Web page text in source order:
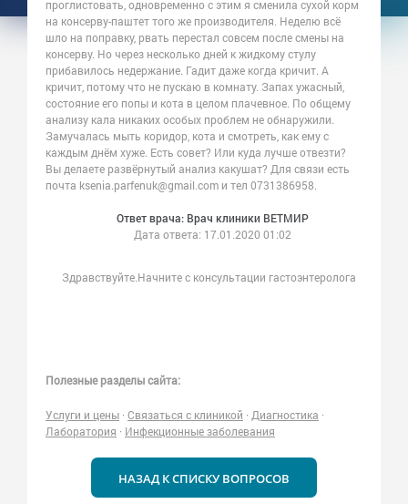
проглистовать, одновременно с этим я сменила сухой корм
на консерву-паштет того же производителя. Неделю всё
шло на поправку, рвать перестал совсем после смены на
консерву. Но через несколько дней к жидкому стулу
прибавилось недержание. Гадит даже когда кричит. А
кричит, потому что не пускаю в комнату. Запах ужасный,
состояние его попы и кота в целом плачевное. По общему
анализу кала никаких особых проблем не обнаружили.
Замучалась мыть коридор, кота и смотреть, как ему с
каждым днём хуже. Есть совет? Или куда лучше отвезти?
Вы делаете развёрнутый анализ какушат? Для связи есть
почта ksenia.parfenuk@gmail.com и тел 0731386958.
Ответ врача: Врач клиники ВЕТМИР
Дата ответа: 17.01.2020 01:02
Здравствуйте.Начните с консультации гастоэнтеролога
Полезные разделы сайта:
Услуги и цены · Связаться с клиникой · Диагностика ·
Лаборатория · Инфекционные заболевания
НАЗАД К СПИСКУ ВОПРОСОВ